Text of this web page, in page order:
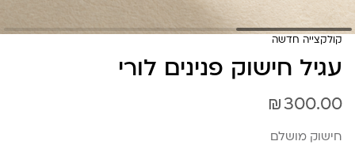
קולקצייה חדשה
עגיל חישוק פנינים לורי
₪300.00
חישוק מושלם